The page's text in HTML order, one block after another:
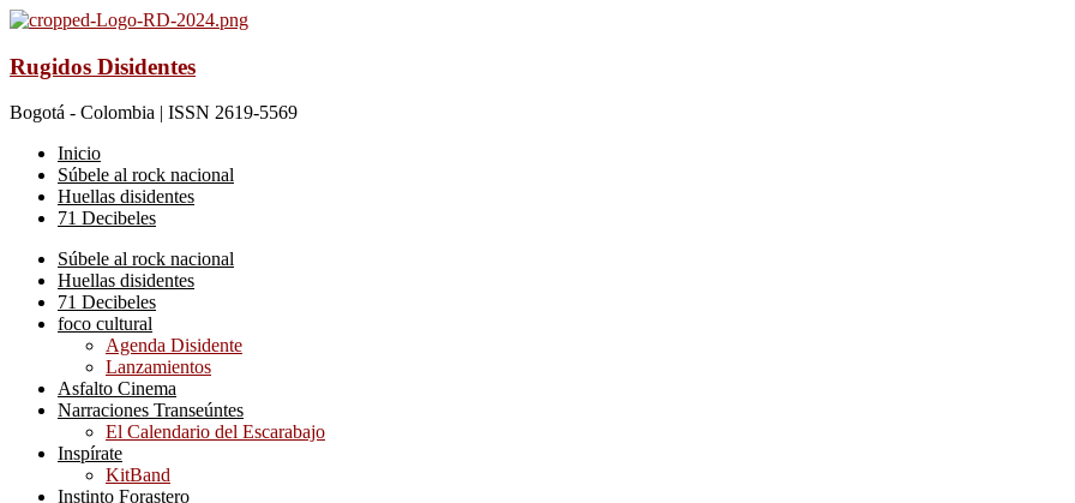
Rugidos Disidentes
Bogotá - Colombia | ISSN 2619-5569
Inicio
Súbele al rock nacional
Huellas disidentes
71 Decibeles
Súbele al rock nacional
Huellas disidentes
71 Decibeles
foco cultural
Agenda Disidente
Lanzamientos
Asfalto Cinema
Narraciones Transeúntes
El Calendario del Escarabajo
Inspírate
KitBand
Instinto Forastero